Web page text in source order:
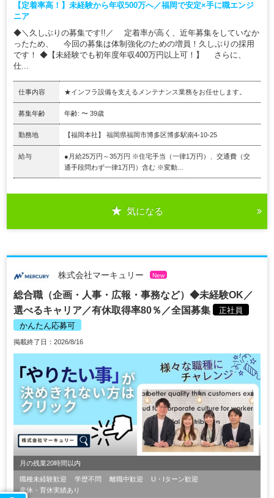
【定着率高！】未経験から年収500万へ／福岡で安定×手に職エンジ
ニア
◆＼久しぶりの募集です!!／ 定着率が高く、近年募集をしていなか
ったため、 今回の募集は体制強化のための増員！久しぶりの採用
です！ ◆【未経験でも初年度年収400万円以上可！】 さらに、
仕...
仕事内容 ★インフラ設備を支えるメンテナンス業務をお任せします。
募集年齢 年齢: 〜 39歳
勤務地 【福岡本社】 福岡県福岡市博多区博多駅南4-10-25
給与
●月給25万円～35万円 ※住宅手当（一律1万円）、交通費（交
通手段問わず一律1万円）含む ※変動...
気になる
株式会社マーキュリー New
総合職（企画・人事・広報・事務など）◆未経験OK／
選べるキャリア／有休取得率80％／全国募集
正社員
かんたん応募可
掲載終了日：2026/8/16
月の残業20時間以内
職種未経験歓迎 学歴不問 離職中歓迎
U・Iターン歓迎
産休・育休実績あり